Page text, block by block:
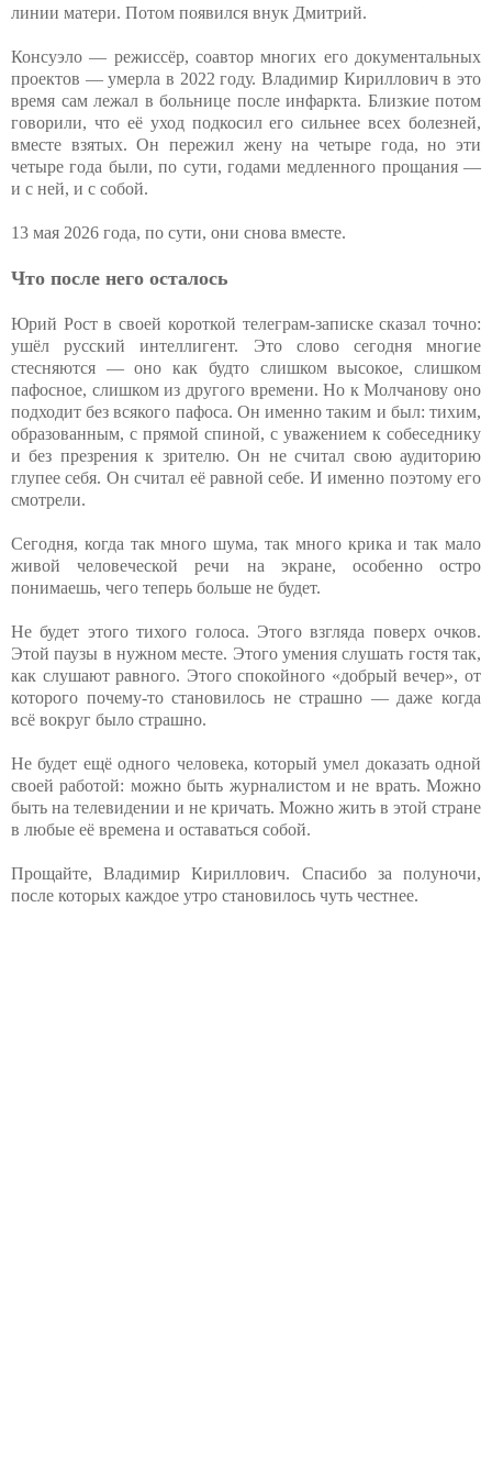
линии матери. Потом появился внук Дмитрий.
Консуэло — режиссёр, соавтор многих его документальных
проектов — умерла в 2022 году. Владимир Кириллович в это
время сам лежал в больнице после инфаркта. Близкие потом
говорили, что её уход подкосил его сильнее всех болезней,
вместе взятых. Он пережил жену на четыре года, но эти
четыре года были, по сути, годами медленного прощания —
и с ней, и с собой.
13 мая 2026 года, по сути, они снова вместе.
Что после него осталось
Юрий Рост в своей короткой телеграм-записке сказал точно:
ушёл русский интеллигент. Это слово сегодня многие
стесняются — оно как будто слишком высокое, слишком
пафосное, слишком из другого времени. Но к Молчанову оно
подходит без всякого пафоса. Он именно таким и был: тихим,
образованным, с прямой спиной, с уважением к собеседнику
и без презрения к зрителю. Он не считал свою аудиторию
глупее себя. Он считал её равной себе. И именно поэтому его
смотрели.
Сегодня, когда так много шума, так много крика и так мало
живой человеческой речи на экране, особенно остро
понимаешь, чего теперь больше не будет.
Не будет этого тихого голоса. Этого взгляда поверх очков.
Этой паузы в нужном месте. Этого умения слушать гостя так,
как слушают равного. Этого спокойного «добрый вечер», от
которого почему-то становилось не страшно — даже когда
всё вокруг было страшно.
Не будет ещё одного человека, который умел доказать одной
своей работой: можно быть журналистом и не врать. Можно
быть на телевидении и не кричать. Можно жить в этой стране
в любые её времена и оставаться собой.
Прощайте, Владимир Кириллович. Спасибо за полуночи,
после которых каждое утро становилось чуть честнее.